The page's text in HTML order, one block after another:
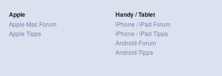
Apple
Apple Mac Forum
Apple Tipps
Handy / Tablet
iPhone / iPad Forum
iPhone / iPad Tipps
Android-Forum
Android-Tipps